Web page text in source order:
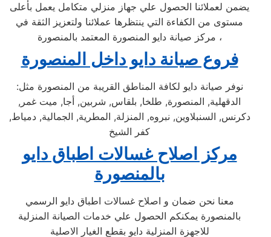
يضمن لعملائنا الحصول علي جهاز منزلي متكامل يعمل بأعلى
مستوى من الكفاءة التي ينتظرها عملائنا ولتعزيز الثقة في
مركز صيانة دايو المنصورة المعتمد بالمنصورة ،
فروع صيانة دايو داخل المنصورة
نوفر صيانة دايو لكافة المناطق القريبة من المنصورة مثل:
الدقهلية, المنصورة, طلخا, بلقاس, شربين, أجا, ميت غمر,
دكرنس, السنبلاوين, نبروه, المنزلة, المطرية, الجمالية, دمياط,
كفر الشيخ
مركز اصلاح غسالات اطباق دايو
بالمنصورة
معنا نحن ضمان و اصلاح غسالات اطباق دايو الرسمي
بالمنصورة يمكنكم الحصول علي خدمات الصيانة المنزلية
للاجهزة المنزلية دايو بقطع الغيار الاصلية